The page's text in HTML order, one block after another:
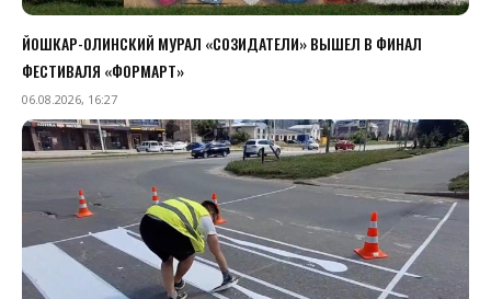
ЙОШКАР-ОЛИНСКИЙ МУРАЛ «СОЗИДАТЕЛИ» ВЫШЕЛ В ФИНАЛ
ФЕСТИВАЛЯ «ФОРМАРТ»
06.08.2026, 16:27